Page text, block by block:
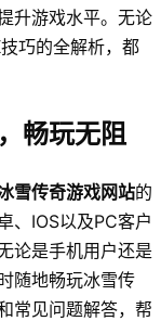
升游戏水平。无论
巧的全解析，都
畅玩无阻
雪传奇游戏网站的
、IOS以及PC客户
论是手机用户还是
随地畅玩冰雪传
常见问题解答，帮